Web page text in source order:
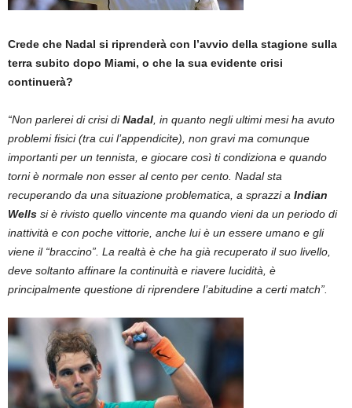
Crede che Nadal si riprenderà con l’avvio della stagione sulla
terra subito dopo Miami, o che la sua evidente crisi
continuerà?
“Non parlerei di crisi diNadal , in quanto negli ultimi mesi ha avuto
problemi fisici (tra cui l’appendicite), non gravi ma comunque
importanti per un tennista, e giocare così ti condiziona e quando
torni è normale non esser al cento per cento. Nadal sta
recuperando da una situazione problematica, a sprazzi a Indian
Wells si è rivisto quello vincente ma quando vieni da un periodo di
inattività e con poche vittorie, anche lui è un essere umano e gli
viene il “braccino”. La realtà è che ha già recuperato il suo livello,
deve soltanto affinare la continuità e riavere lucidità, è
principalmente questione di riprendere l’abitudine a certi match”.